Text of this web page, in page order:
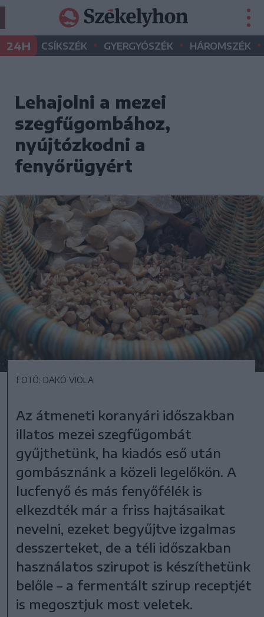
24H CSÍKSZÉK • GYERGYÓSZÉK • HÁROMSZÉK •
Lehajolni a mezei
szegfűgombához,
nyújtózkodni a
fenyőrügyért
FOTÓ: DAKÓ VIOLA
Az átmeneti koranyári időszakban
illatos mezei szegfűgombát
gyűjthetünk, ha kiadós eső után
gombásznánk a közeli legelőkön. A
lucfenyő és más fenyőfélék is
elkezdték már a friss hajtásaikat
nevelni, ezeket begyűjtve izgalmas
desszerteket, de a téli időszakban
használatos szirupot is készíthetünk
belőle – a fermentált szirup receptjét
is megosztjuk most veletek.